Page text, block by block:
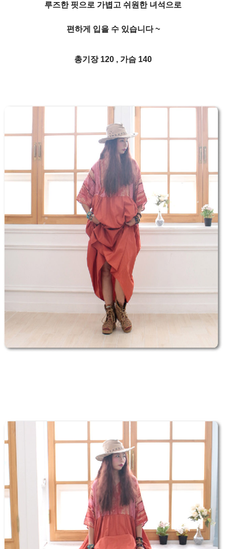
루즈한 핏으로 가볍고 쉬원한 녀석으로
편하게 입을 수 있습니다 ~
총기장 120 , 가슴 140